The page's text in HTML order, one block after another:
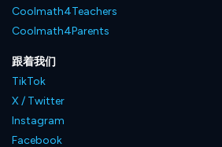
Coolmath4Teachers
Coolmath4Parents
跟着我们
TikTok
X / Twitter
Instagram
Facebook